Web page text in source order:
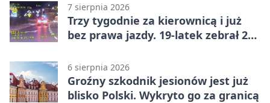
7 sierpnia 2026
Trzy tygodnie za kierownicą i już
bez prawa jazdy. 19-latek zebrał 23
6 sierpnia 2026
Groźny szkodnik jesionów jest już
blisko Polski. Wykryto go za granicą